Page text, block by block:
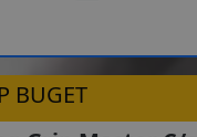
BUGET